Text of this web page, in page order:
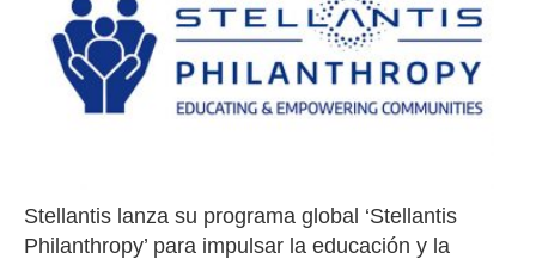
Stellantis lanza su programa global ‘Stellantis
Philanthropy’ para impulsar la educación y la